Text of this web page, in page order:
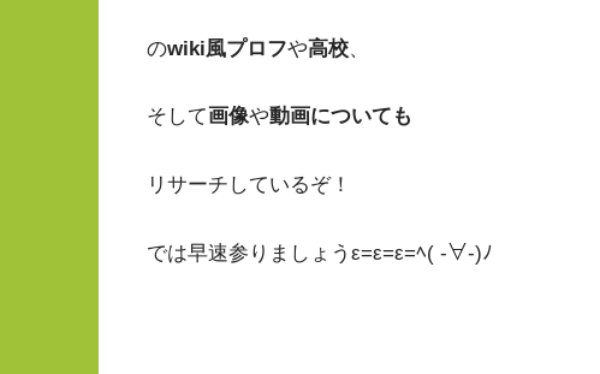
のwiki風プロフや高校、
そして画像や動画についても
リサーチしているぞ！
では早速参りましょうε=ε=ε=ﾍ( -∀-)ﾉ